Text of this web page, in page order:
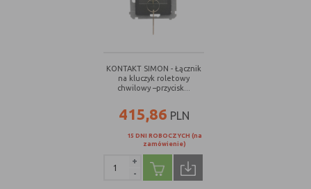
nie powinna uniemożliwić zupełnego
krzystania z niej,
- służą bardzo ważnym funkcjonalnościom
wybrane funkcje nie będą działać
prawidłowo.
biznesowego w oparciu o który
udostępniona jest witryna, ich
zablokowanie nie spowoduje
niedostępności całości funkcjonalności
serwisu, ale może obniżyć poziom
KONTAKT SIMON - Łącznik
na kluczyk roletowy
chwilowy –przycisk...
415,86 PLN
15 DNI ROBOCZYCH (na
zamówienie)
-
+